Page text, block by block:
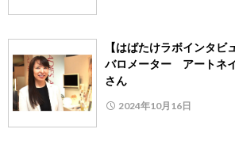
【はばたけラボインタビ
バロメーター アートネ
さん
2024年10月16日